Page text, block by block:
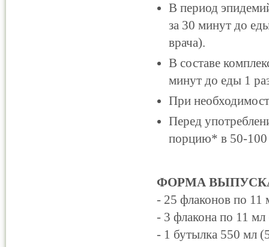
В период
за 30 минут до
врача).
В составе
минут до еды 1
При
Перед
порцию* в 50-100
ФОРМА
- 25 флаконов по 11
- 3 флакона по 11
- 1 бутылка 550 мл